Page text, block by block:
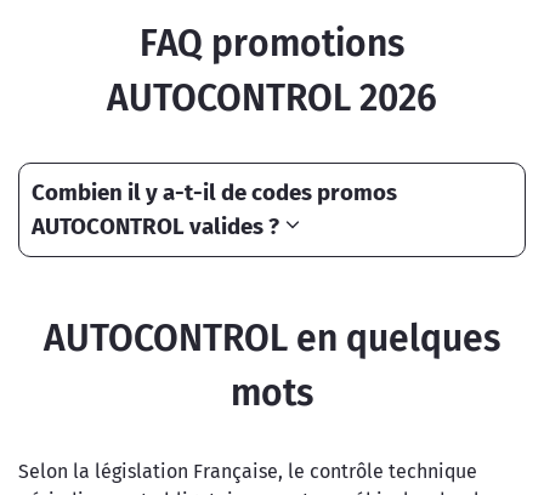
FAQ promotions
AUTOCONTROL 2026
Combien il y a-t-il de codes promos
AUTOCONTROL valides ?
AUTOCONTROL en quelques
mots
Selon la législation Française, le contrôle technique